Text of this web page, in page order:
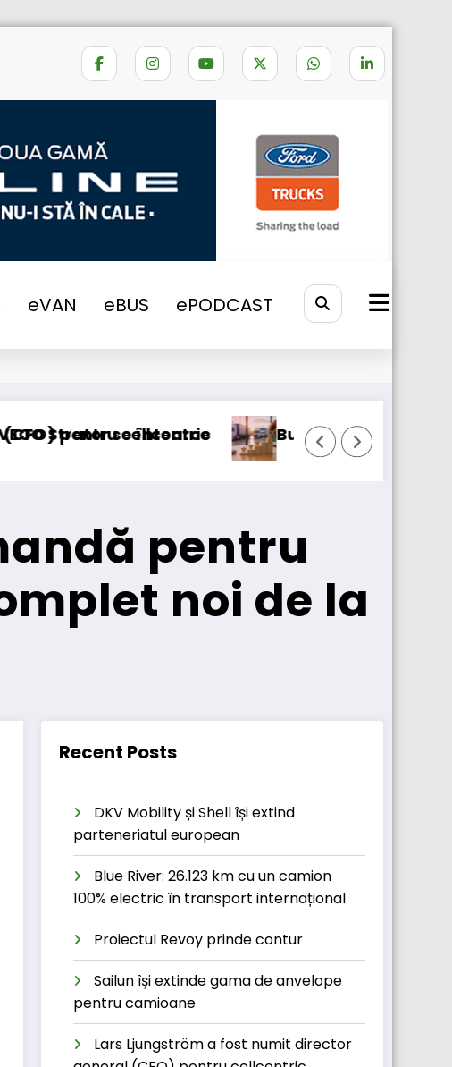
eVAN eBUS ePODCAST
eTRUCK
2026
VNL complet noi de la HayWay Logistics
BursaTransport/123cargo introduce o nouă
pentru
noi de la
Recent Posts
DKV Mobility și Shell își extind
parteneriatul european
Blue River: 26.123 km cu un camion
100% electric în transport internațional
Proiectul Revoy prinde contur
Sailun își extinde gama de anvelope
pentru camioane
Lars Ljungström a fost numit director